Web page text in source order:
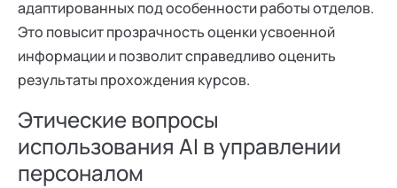
адаптированных под особенности работы отделов.
Это повысит прозрачность оценки усвоенной
информации и позволит справедливо оценить
результаты прохождения курсов.
Этические вопросы
использования AI в управлении
персоналом